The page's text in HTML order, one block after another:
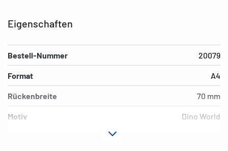
Eigenschaften
Bestell-Nummer 20079
Format A4
Rückenbreite 70 mm
Motiv Dino World